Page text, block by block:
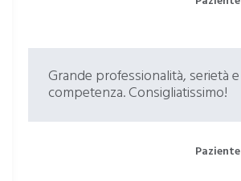
Grande professionalità, serietà e
competenza. Consigliatissimo!
Paziente